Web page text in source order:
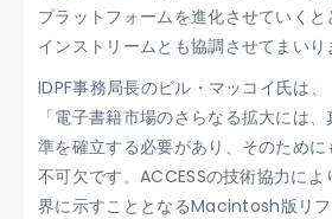
プラットフォームを進化させていく
インストリームとも協調させてまいり
IDPF事務局長のビル・マッコイ氏は、
「電子書籍市場のさらなる拡大には
準を確立する必要があり、そのため
不可欠です。ACCESSの技術協力によ
界に示すこととなるMacintosh版リフ